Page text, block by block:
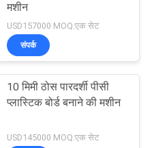
मशीन
USD157000 MOQ:एक सेट
संपर्क
10 मिमी ठोस पारदर्शी पीसी
प्लास्टिक बोर्ड बनाने की मशीन
USD145000 MOQ:एक सेट